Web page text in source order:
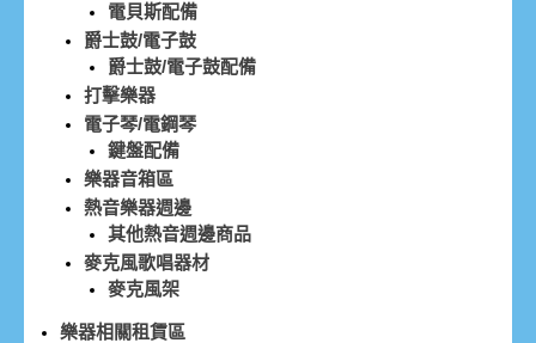
電貝斯配備
爵士鼓/電子鼓
爵士鼓/電子鼓配備
打擊樂器
電子琴/電鋼琴
鍵盤配備
樂器音箱區
熱音樂器週邊
其他熱音週邊商品
麥克風歌唱器材
麥克風架
樂器相關租賃區